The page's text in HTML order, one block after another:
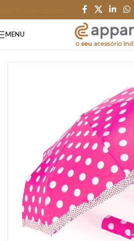
MENU